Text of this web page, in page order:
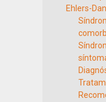
Ehlers-